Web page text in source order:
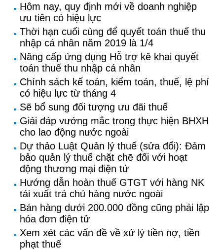
Hôm nay, quy định mới về doanh nghiệp
ưu tiên có hiệu lực
Thời hạn cuối cùng để quyết toán thuế thu
nhập cá nhân năm 2019 là 1/4
Nâng cấp ứng dụng Hỗ trợ kê khai quyết
toán thuế thu nhập cá nhân
Chính sách kế toán, kiểm toán, thuế, lệ phí
có hiệu lực từ tháng 4
Sẽ bổ sung đối tượng ưu đãi thuế
Giải đáp vướng mắc trong thực hiện BHXH
cho lao động nước ngoài
Dự thảo Luật Quản lý thuế (sửa đổi): Đảm
bảo quản lý thuế chặt chẽ đối với hoạt
động thương mại điện tử
Hướng dẫn hoàn thuế GTGT với hàng NK
tái xuất trả chủ hàng nước ngoài
Bán hàng dưới 200.000 đồng cũng phải lập
hóa đơn điện tử
Xem xét các vấn đề về xử lý tiền nợ, tiền
phạt thuế